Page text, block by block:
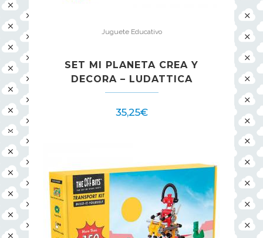
Juguete Educativo
SET MI PLANETA CREA Y
DECORA – LUDATTICA
35,25€